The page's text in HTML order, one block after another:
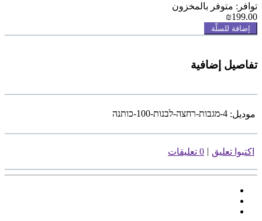
توافر: متوفر بالمخزون
₪199.00
إضافة للسلّة
تفاصيل إضافية
موديل: 4-מגבות-רחצה-לבנות-100-כותנה
اكتبوا تعليق | 0 تعليقات